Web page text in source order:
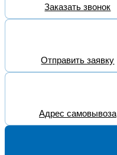
Заказать звонок
Отправить заявку
Адрес самовывоза